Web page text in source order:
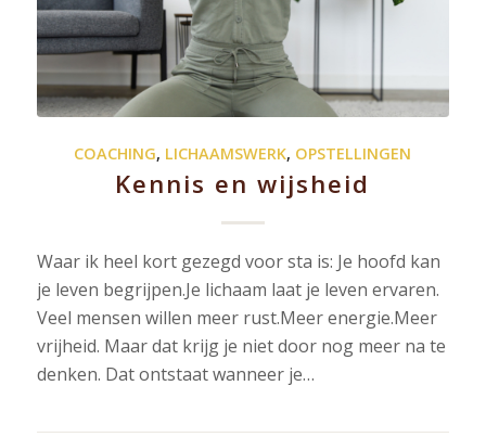
COACHING, LICHAAMSWERK, OPSTELLINGEN
Kennis en wijsheid
Waar ik heel kort gezegd voor sta is: Je hoofd kan
je leven begrijpen.Je lichaam laat je leven ervaren.
Veel mensen willen meer rust.Meer energie.Meer
vrijheid. Maar dat krijg je niet door nog meer na te
denken. Dat ontstaat wanneer je…